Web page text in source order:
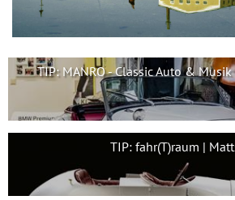
TIP: MANRO - Classic Auto &
TIP: fahr(T)raum |